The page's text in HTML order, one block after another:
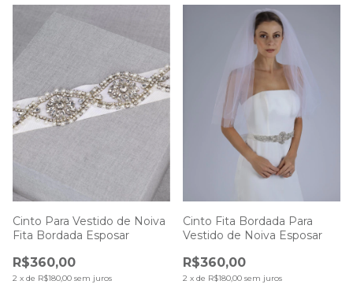
Cinto Para Vestido de Noiva
Fita Bordada Esposar
R$360,00
2 x de R$180,00 sem juros
Cinto Fita Bordada Para
Vestido de Noiva Esposar
R$360,00
2 x de R$180,00 sem juros